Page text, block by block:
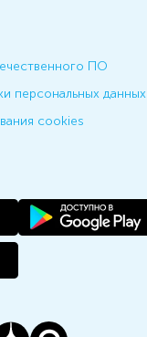
ПО
персональных данных
cookies